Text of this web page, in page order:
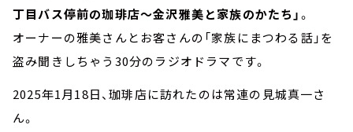
丁目バス停前の珈琲店～金沢雅美と家族のかたち」。
オーナーの雅美さんとお客さんの「家族にまつわる話」を
盗み聞きしちゃう30分のラジオドラマです。
2025年1月18日、珈琲店に訪れたのは常連の見城真一さ
ん。